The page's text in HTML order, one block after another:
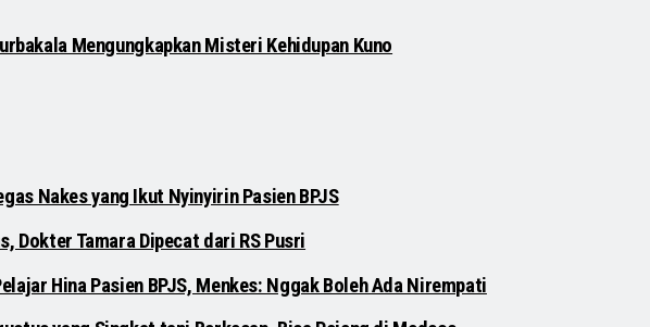
Mengungkapkan Misteri Kehidupan Kuno
Nakes yang Ikut Nyinyirin Pasien BPJS
Dokter Tamara Dipecat dari RS Pusri
Hina Pasien BPJS, Menkes: Nggak Boleh Ada Nirempati